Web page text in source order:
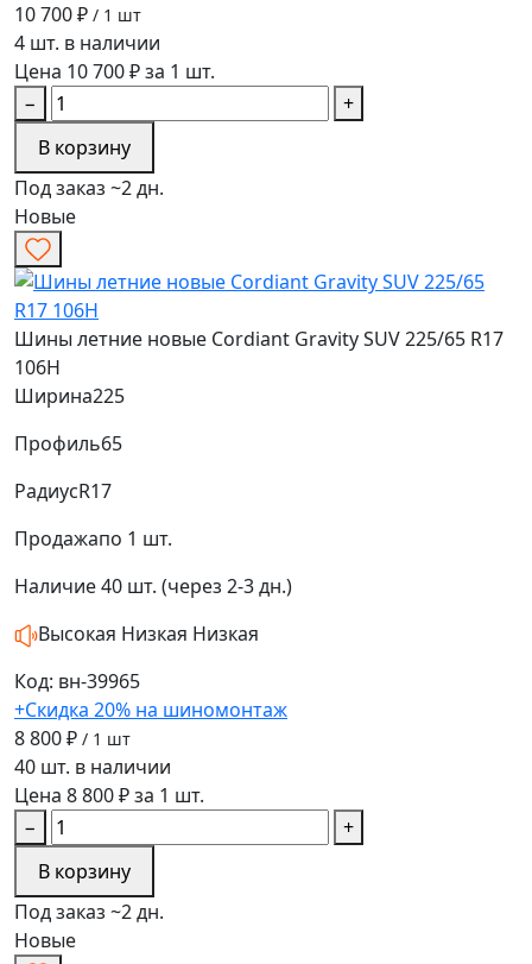
10 700 ₽ / 1 шт
4 шт. в наличии
Цена 10 700 ₽ за 1 шт.
−
+
В корзину
Под заказ ~2 дн.
Новые
Шины летние новые Cordiant Gravity SUV 225/65 R17
106H
Ширина225
Профиль65
РадиусR17
Продажапо 1 шт.
Наличие40 шт. (через 2-3 дн.)
Высокая Низкая Низкая
Код: вн-39965
+Скидка 20% на шиномонтаж
8 800 ₽ / 1 шт
40 шт. в наличии
Цена 8 800 ₽ за 1 шт.
−
+
В корзину
Под заказ ~2 дн.
Новые